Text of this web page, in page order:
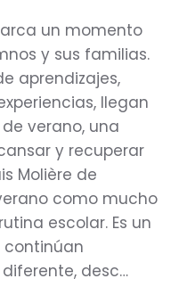
un momento
y sus familias.
aprendizajes,
llegan
verano, una
y recuperar
Molière de
como mucho
escolar. Es un
continúan
desc…